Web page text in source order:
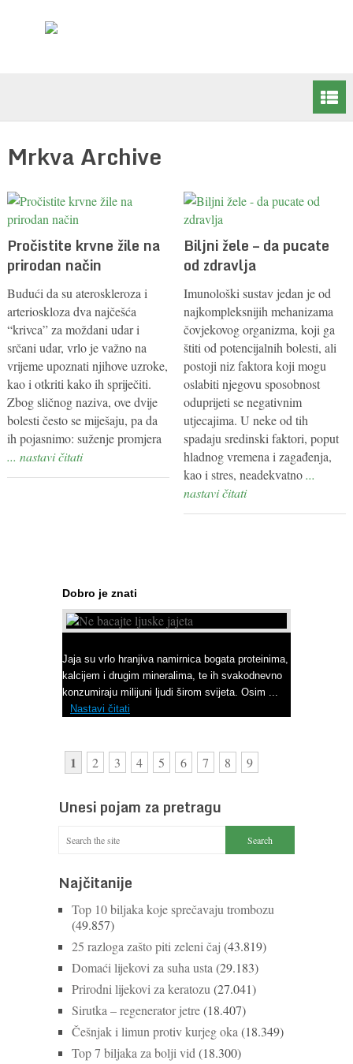
Mrkva Archive
Pročistite krvne žile na
prirodan način
Budući da su ateroskleroza i
arterioskloza dva najčešća
“krivca” za moždani udar i
srčani udar, vrlo je važno na
vrijeme upoznati njihove uzroke,
kao i otkriti kako ih spriječiti.
Zbog sličnog naziva, ove dvije
bolesti često se miješaju, pa da
ih pojasnimo: suženje promjera
... nastavi čitati
Biljni žele – da pucate
od zdravlja
Imunološki sustav jedan je od
najkompleksnijih mehanizama
čovjekovog organizma, koji ga
štiti od potencijalnih bolesti, ali
postoji niz faktora koji mogu
oslabiti njegovu sposobnost
oduprijeti se negativnim
utjecajima. U neke od tih
spadaju sredinski faktori, poput
hladnog vremena i zagađenja,
kao i stres, neadekvatno...
nastavi čitati
Dobro je znati
Jaja su vrlo hranjiva namirnica bogata proteinima,
kalcijem i drugim mineralima, te ih svakodnevno
konzumiraju milijuni ljudi širom svijeta. Osim ...
Nastavi čitati
1 2 3 4 5 6 7 8 9
Unesi pojam za pretragu
Najčitanije
Top 10 biljaka koje sprečavaju trombozu
(49.857)
25 razloga zašto piti zeleni čaj (43.819)
Domaći lijekovi za suha usta (29.183)
Prirodni lijekovi za keratozu (27.041)
Sirutka – regenerator jetre(18.407)
Češnjak i limun protiv kurjeg oka (18.349)
Top 7 biljaka za bolji vid (18.300)